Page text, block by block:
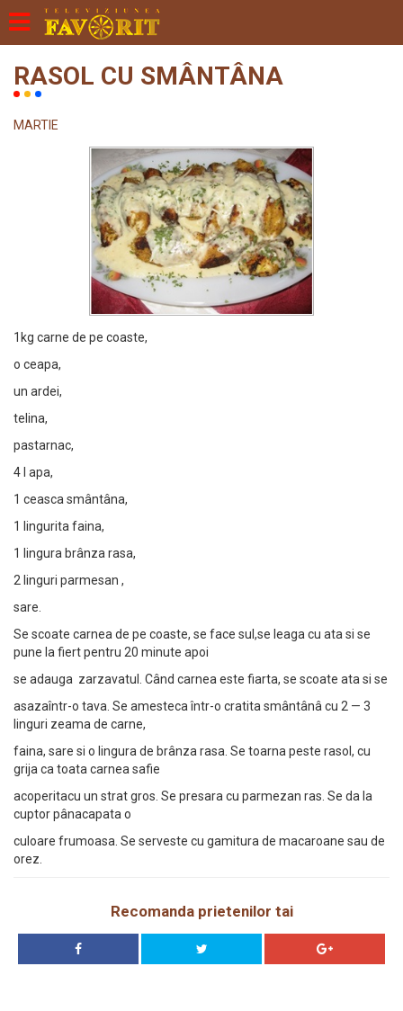
RASOL CU SMÂNTÂNA
MARTIE
1kg carne de pe coaste,
o ceapa,
un ardei,
telina,
pastarnac,
4 l apa,
1 ceasca smântâna,
1 lingurita faina,
1 lingura brânza rasa,
2 linguri parmesan ,
sare.
Se scoate carnea de pe coaste, se face sul,se leaga cu ata si se
pune la fiert pentru 20 minute apoi
se adauga zarzavatul. Când carnea este fiarta, se scoate ata si se
asazaîntr-o tava. Se amesteca într-o cratita smântânâ cu 2 — 3
linguri zeama de carne,
faina, sare si o lingura de brânza rasa. Se toarna peste rasol, cu
grija ca toata carnea safie
acoperitacu un strat gros. Se presara cu parmezan ras. Se da la
cuptor pânacapata o
culoare frumoasa. Se serveste cu gamitura de macaroane sau de
orez.
Recomanda prietenilor tai